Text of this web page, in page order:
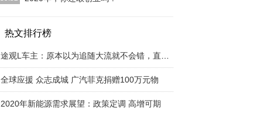
影在创业大潮中[详细]
热文排行榜
全球应援 众志成城 广汽菲克捐赠100万元物
2020年新能源需求展望：政策定调 高增可期